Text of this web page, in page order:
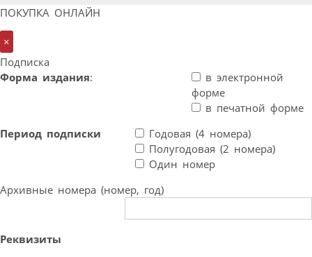
ПОКУПКА ОНЛАЙН
×
Подписка
Форма издания:
в электронной
форме
в печатной форме
Период подписки
Годовая (4 номера)
Полугодовая (2 номера)
Один номер
Архивные номера (номер, год)
Реквизиты